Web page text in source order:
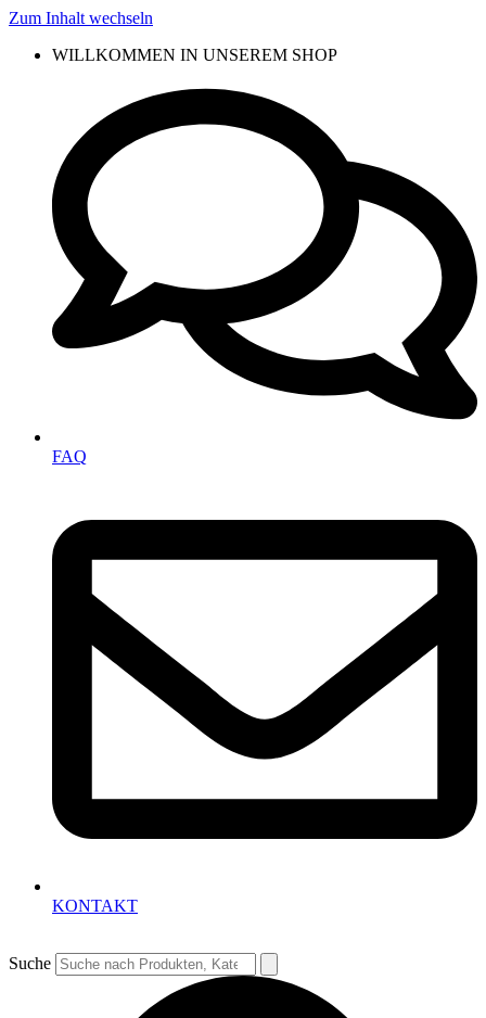
Zum Inhalt wechseln
WILLKOMMEN IN UNSEREM SHOP
FAQ
KONTAKT
Suche